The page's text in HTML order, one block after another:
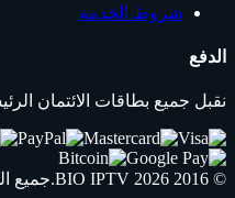
شروط الخدمة
الدفع
نقبل جميع بطاقات الائتمان
© 2016 2026
BIO IPTV .جميع